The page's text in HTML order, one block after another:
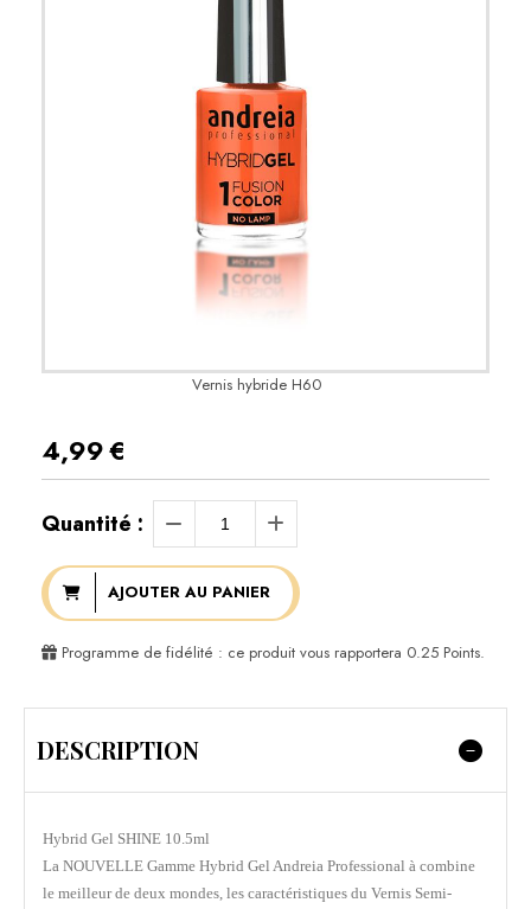
Vernis hybride H60
4,99€
Quantité :
AJOUTER AU PANIER
Programme de fidélité : ce produit vous rapportera 0.25 Points.
DESCRIPTION
Hybrid Gel SHINE 10.5ml
La NOUVELLE Gamme Hybrid Gel Andreia Professional à combine
le meilleur de deux mondes, les caractéristiques du Vernis Semi-